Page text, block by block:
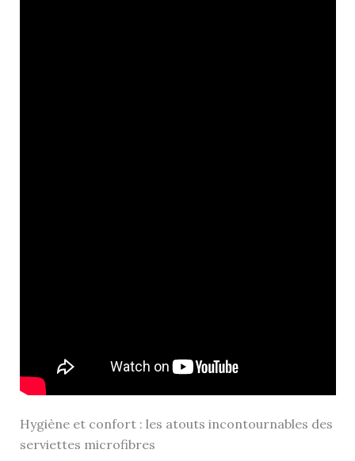
Hygiène et confort : les atouts incontournables des
serviettes microfibres